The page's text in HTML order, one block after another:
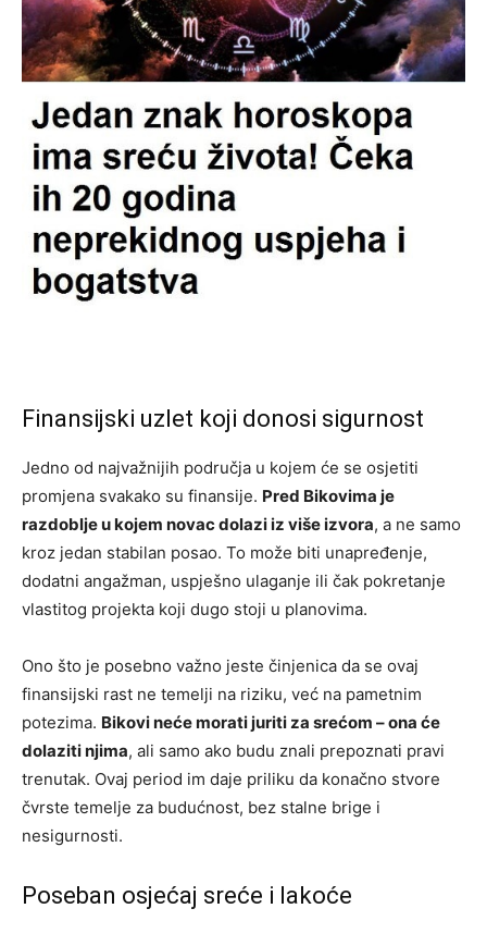
Finansijski uzlet koji donosi sigurnost
Jedno od najvažnijih područja u kojem će se osjetiti
promjena svakako su finansije. Pred Bikovima je
razdoblje u kojem novac dolazi iz više izvora, a ne samo
kroz jedan stabilan posao. To može biti unapređenje,
dodatni angažman, uspješno ulaganje ili čak pokretanje
vlastitog projekta koji dugo stoji u planovima.
Ono što je posebno važno jeste činjenica da se ovaj
finansijski rast ne temelji na riziku, već na pametnim
potezima. Bikovi neće morati juriti za srećom – ona će
dolaziti njima, ali samo ako budu znali prepoznati pravi
trenutak. Ovaj period im daje priliku da konačno stvore
čvrste temelje za budućnost, bez stalne brige i
nesigurnosti.
Poseban osjećaj sreće i lakoće